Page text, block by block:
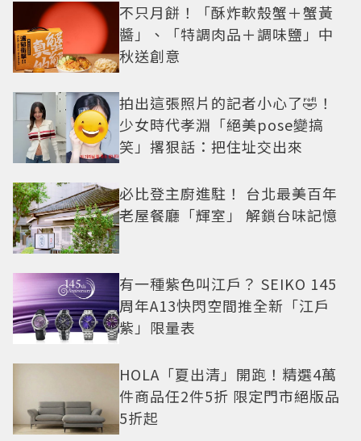
不只月餅！「酥炸軟殼蟹＋蟹黃
醬」、「特調肉品＋調味鹽」中
秋送創意
拍出這張照片的記者小心了🤣！
少女時代孝淵「絕美pose變搞
笑」撂狠話：把住址交出來
必比登主廚進駐！ 台北最美百年
老屋餐廳「輝室」 解鎖台味記憶
有一種紫色叫江戶？ SEIKO 145
周年A13快閃空間推全新「江戶
紫」限量表
HOLA「夏出清」開跑！精選4萬
件商品任2件5折 限定門市絕版品
5折起